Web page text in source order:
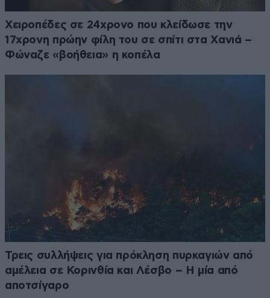
Χειροπέδες σε 24χρονο που κλείδωσε την
17χρονη πρώην φίλη του σε σπίτι στα Χανιά –
Φώναζε «βοήθεια» η κοπέλα
Τρεις συλλήψεις για πρόκληση πυρκαγιών από
αμέλεια σε Κορινθία και Λέσβο – Η μία από
αποτσίγαρο